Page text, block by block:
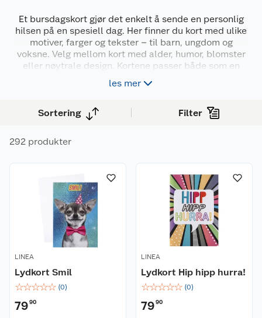
Et bursdagskort gjør det enkelt å sende en personlig
hilsen på en spesiell dag. Her finner du kort med ulike
motiver, farger og tekster – til barn, ungdom og
voksne. Velg mellom kort med alder, humor, blomster
eller nøytrale design. Kortene passer både som en
liten oppmerksomhet i seg selv, eller sammen med en
gave. Perfekt når du vil vise at du husker dagen og
les mer
Sortering Filter
292 produkter
LINEA
Lydkort Smil
☆☆☆☆☆ (0)
7990
LINEA
Lydkort Hip hipp hurra!
☆☆☆☆☆ (0)
7990